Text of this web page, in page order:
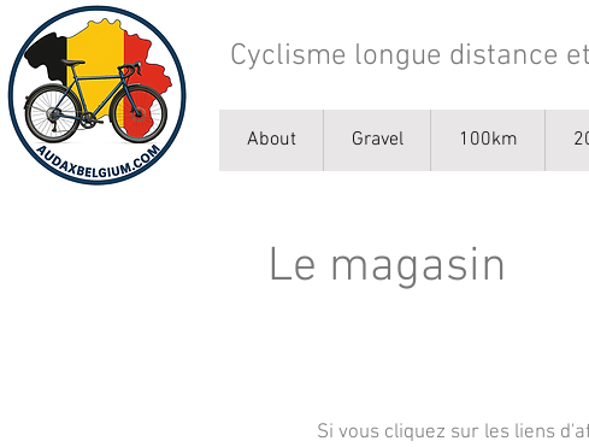
Cyclisme longue distance
About Gravel 100km
Le magasin
Si vous cliquez sur les liens